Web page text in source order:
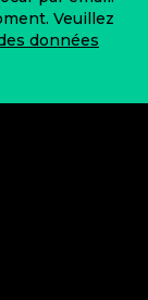
Veuillez
données